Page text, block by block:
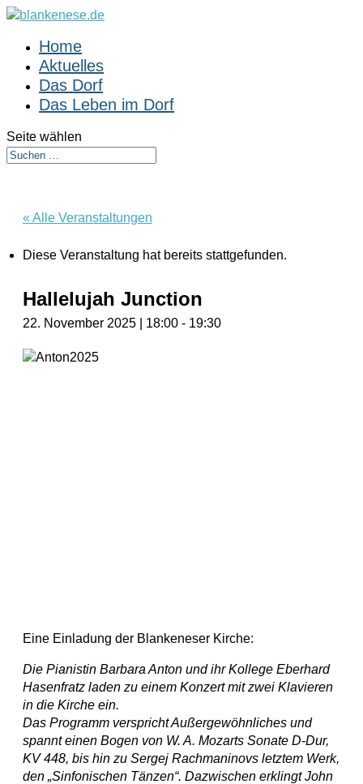
Home
Aktuelles
Das Dorf
Das Leben im Dorf
Seite wählen
« Alle Veranstaltungen
Diese Veranstaltung hat bereits stattgefunden.
Hallelujah Junction
22. November 2025 | 18:00 - 19:30
Eine Einladung der Blankeneser Kirche:
Die Pianistin Barbara Anton und ihr Kollege Eberhard
Hasenfratz laden zu einem Konzert mit zwei Klavieren
in die Kirche ein.
Das Programm verspricht Außergewöhnliches und
spannteinen Bogen von W. A. Mozarts Sonate D-Dur,
KV 448, bis hin zu Sergej Rachmaninovs letztem Werk,
den „Sinfonischen Tänzen“. Dazwischen erklingt John